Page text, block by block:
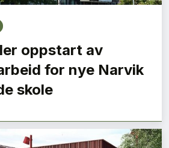
oppstart av
for nye Narvik
skole